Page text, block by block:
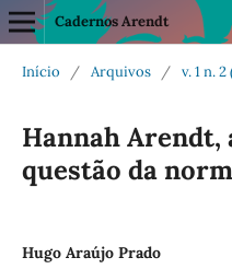
Cadernos Arendt
Início / Arquivos / v. 1 n.
Hannah Arendt,
questão da
Hugo Araújo Prado